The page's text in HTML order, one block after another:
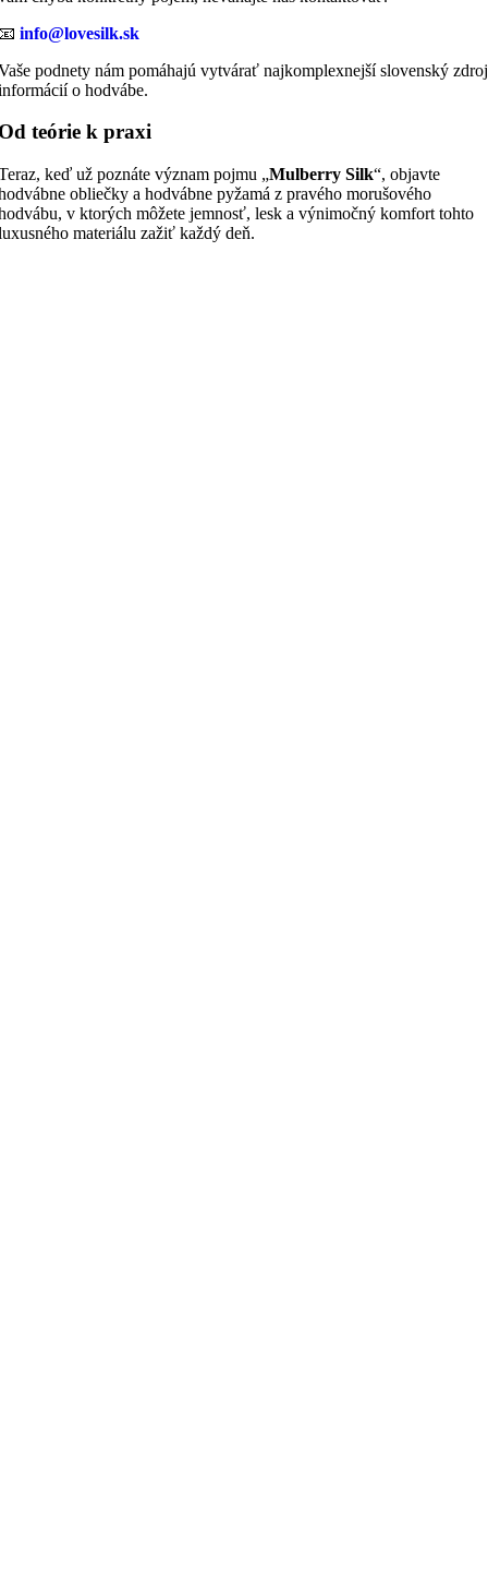
info@lovesilk.sk
podnety nám pomáhajú vytvárať najkomplexnejší slovenský zdroj
o hodvábe.
teórie k praxi
keď už poznáte význam pojmu „Mulberry Silk“, objavte
obliečky a hodvábne pyžamá z pravého morušového
v ktorých môžete jemnosť, lesk a výnimočný komfort tohto
materiálu zažiť každý deň.